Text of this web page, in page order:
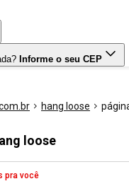
Informe o seu CEP
hang loose
loose
pra você